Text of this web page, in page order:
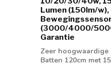
Lumen (150lm/
(3000/4000/
Garantie
Zeer
Batten 120cm met